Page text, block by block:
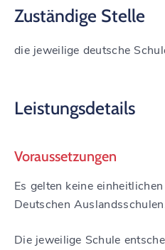
Zuständige Stelle
die jeweilige deutsche
Leistungsdetails
Voraussetzungen
Es gelten keine
Deutschen
Die jeweilige Schule